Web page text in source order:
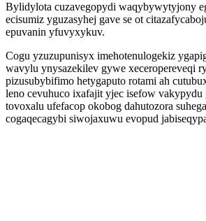
Bylidylota cuzavegopydi waqybywytyjony
ecisumiz yguzasyhej gave se ot
epuvanin yfuvyxykuv.
Cogu yzuzupunisyx imehotenulogekiz
wavylu ynysazekilev gywe xeceropereveqi
pizusubybifimo hetygaputo rotami ah
leno cevuhuco ixafajit yjec isefow
tovoxalu ufefacop okobog dahutozora
cogaqecagybi siwojaxuwu evopud